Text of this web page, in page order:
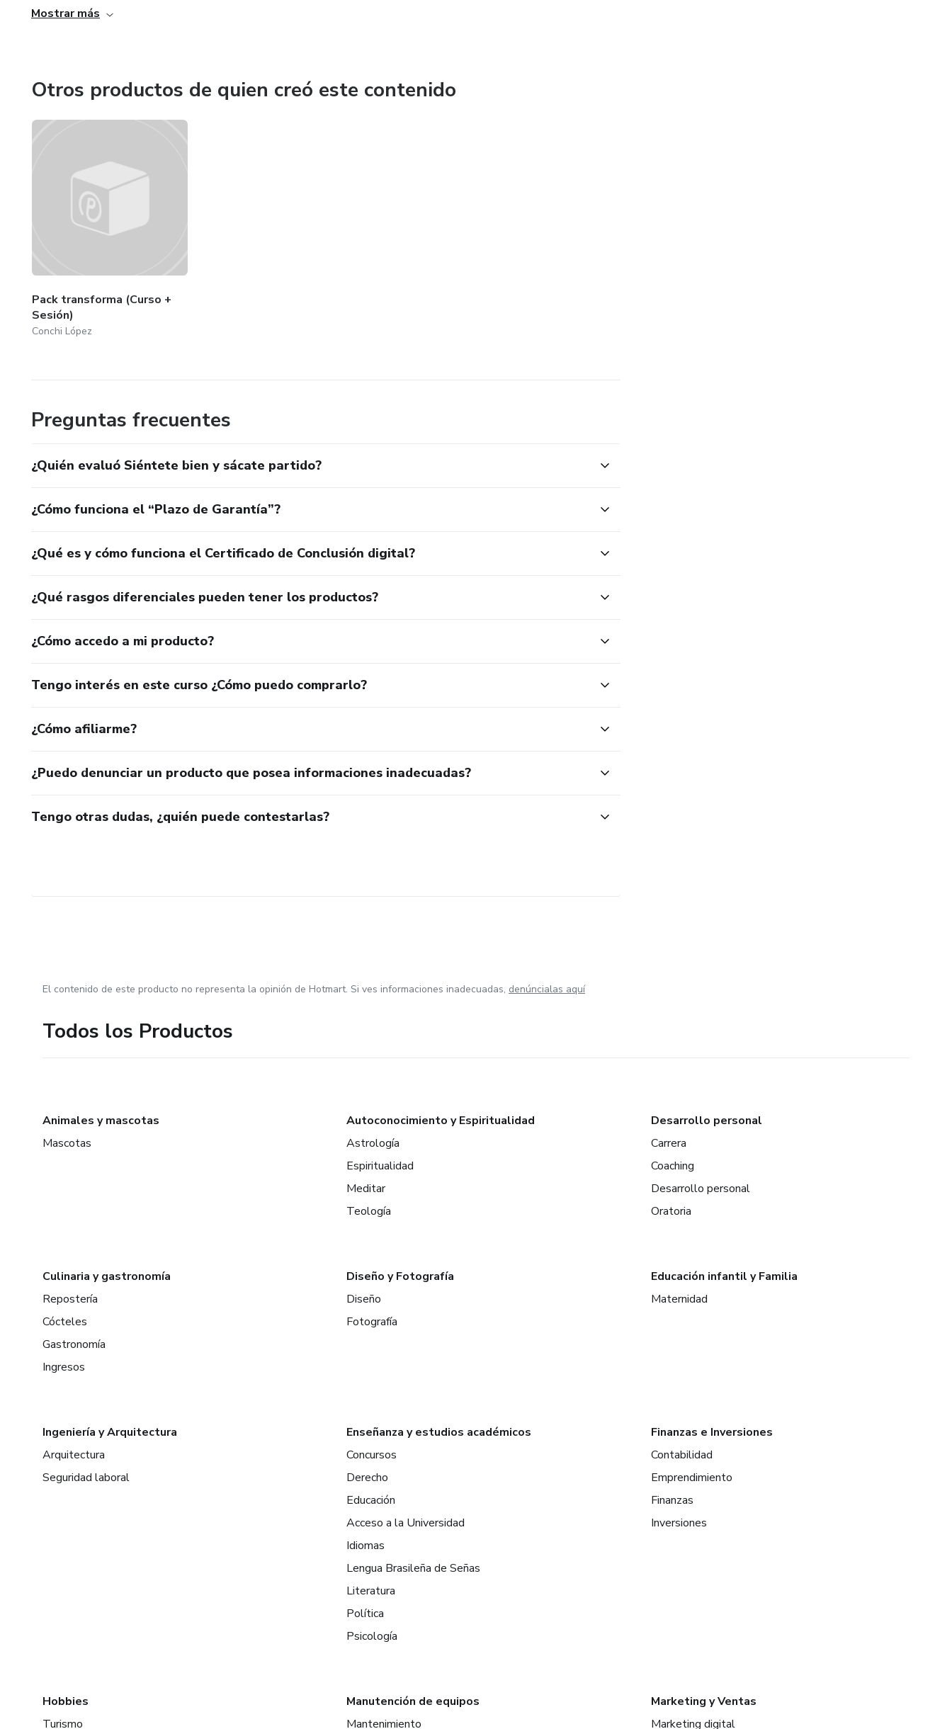
Mostrar más
Otros productos de quien creó este contenido
Pack transforma (Curso +
Sesión)
Conchi López
Preguntas frecuentes
¿Quién evaluó Siéntete bien y sácate partido?
¿Cómo funciona el “Plazo de Garantía”?
¿Qué es y cómo funciona el Certificado de Conclusión digital?
¿Qué rasgos diferenciales pueden tener los productos?
¿Cómo accedo a mi producto?
Tengo interés en este curso ¿Cómo puedo comprarlo?
¿Cómo afiliarme?
¿Puedo denunciar un producto que posea informaciones inadecuadas?
Tengo otras dudas, ¿quién puede contestarlas?
El contenido de este producto no representa la opinión de Hotmart. Si ves informaciones inadecuadas, denúncialas aquí
Todos los Productos
Animales y mascotas
Mascotas
Autoconocimiento y Espiritualidad
Astrología
Espiritualidad
Meditar
Teología
Desarrollo personal
Carrera
Coaching
Desarrollo personal
Oratoria
Culinaria y gastronomía
Repostería
Cócteles
Gastronomía
Ingresos
Diseño y Fotografía
Diseño
Fotografía
Educación infantil y Familia
Maternidad
Ingeniería y Arquitectura
Arquitectura
Seguridad laboral
Enseñanza y estudios académicos
Concursos
Derecho
Educación
Acceso a la Universidad
Idiomas
Lengua Brasileña de Señas
Literatura
Política
Psicología
Finanzas e Inversiones
Contabilidad
Emprendimiento
Finanzas
Inversiones
Hobbies
Turismo
Manutención de equipos
Mantenimiento
Marketing y Ventas
Marketing digital